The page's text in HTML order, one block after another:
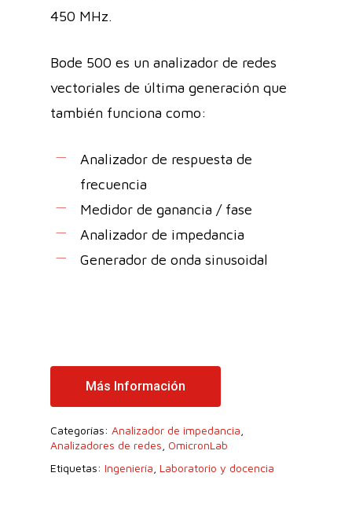
450 MHz.
Bode 500 es un analizador de redes
vectoriales de última generación que
también funciona como:
Analizador de respuesta de
frecuencia
Medidor de ganancia / fase
Analizador de impedancia
Generador de onda sinusoidal
Más Información
Categorías: Analizador de impedancia
Analizadores de redes OmicronLab
Etiquetas: Ingeniería Laboratorio y docencia